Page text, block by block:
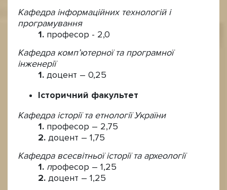
Кафедра інформаційних технологій і
програмування
професор - 2,0
Кафедра комп’ютерної та програмної
інженерії
доцент – 0,25
Історичний факультет
Кафедра історії та етнології України
професор – 2,75
доцент – 1,75
Кафедра всесвітньої історії та археології
професор – 1,25
доцент – 1,25